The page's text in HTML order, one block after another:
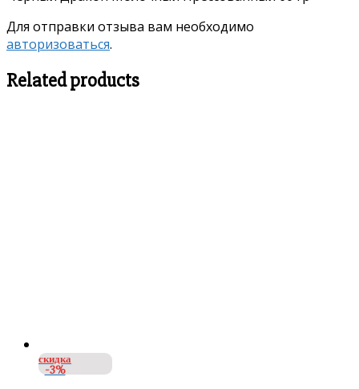
Для отправки отзыва вам необходимо
авторизоваться.
Related products
скидка
-3%